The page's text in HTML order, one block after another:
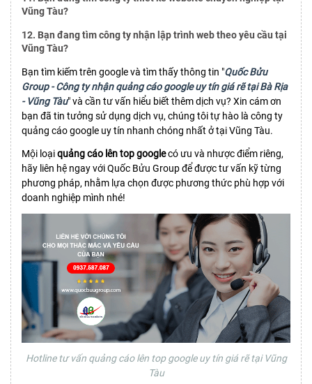
Vũng Tàu?
12. Bạn đang tìm công ty nhận lập trình web theo yêu cầu tại
Vũng Tàu?
Bạn tìm kiếm trên google và tìm thấy thông tin "Quốc Bửu
Group - Công ty nhận quảng cáo google uy tín giá rẽ tại Bà Rịa
- Vũng Tàu" và cần tư vấn hiểu biết thêm dịch vụ? Xin cám ơn
bạn đã tin tưởng sử dụng dịch vụ, chúng tôi tự hào là công ty
quảng cáo google uy tín nhanh chóng nhất ở tại Vũng Tàu.
Mội loạiquảng cáo lên top googlecó ưu và nhược điểm riêng,
hãy liên hệ ngay với Quốc Bửu Group để được tư vấn kỹ từng
phương pháp, nhằm lựa chọn được phương thức phù hợp với
doanh nghiệp mình nhé!
Hotline tư vấn quảng cáo lên top google uy tín giá rẽ tại Vũng
Tàu